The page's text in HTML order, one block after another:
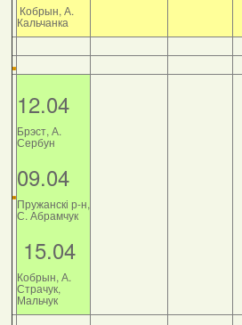
Кобрын, А.
Кальчанка
12.04
Брэст, А.
Сербун
09.04
Пружанскі р-н,
С. Абрамчук
15.04
Кобрын, А.
Страчук,
Мальчук